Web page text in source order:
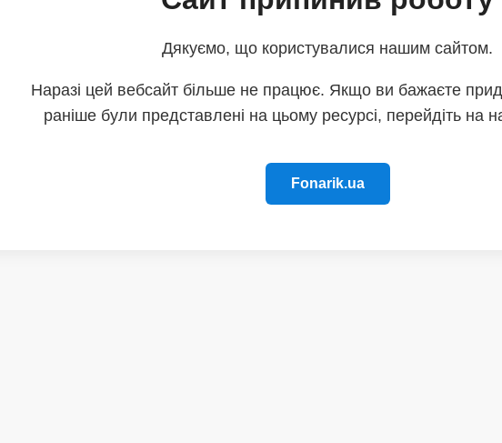
Дякуємо, що користувалися нашим сайтом.
Наразі цей вебсайт більше не працює. Якщо ви бажаєте
раніше були представлені на цьому ресурсі, перейдіть на
Fonarik.ua